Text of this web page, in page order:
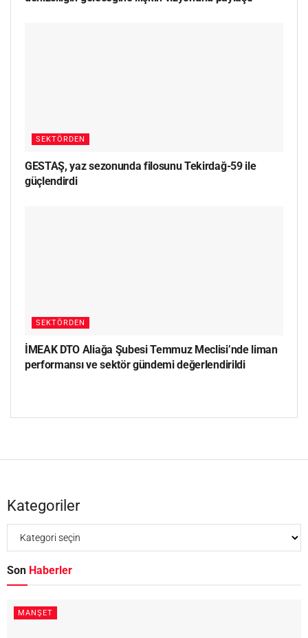
SEKTÖRDEN
GESTAŞ, yaz sezonunda filosunu Tekirdağ-59 ile
güçlendirdi
SEKTÖRDEN
İMEAK DTO Aliağa Şubesi Temmuz Meclisi’nde liman
performansı ve sektör gündemi değerlendirildi
Kategoriler
Son Haberler
MANŞET